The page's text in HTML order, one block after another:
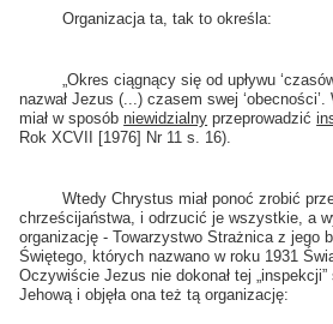
Organizacja ta, tak to określa:
„Okres ciągnący się od upływu ‘czasów
nazwał Jezus (...) czasem swej
miał w sposóbniewidzialny przeprowadzić
Rok XCVII [1976] Nr 11 s. 16).
Wtedy Chrystus miał ponoć zrobić
chrześcijaństwa, i odrzucić je wszystkie, a
organizację - Towarzystwo Strażnica z jego
Świętego, których nazwano w roku 1931
Oczywiście Jezus nie dokonał tej
Jehową i objęła ona też tą organizację: